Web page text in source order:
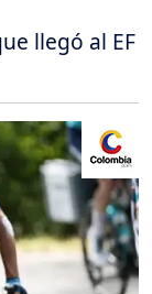
llegó al EF